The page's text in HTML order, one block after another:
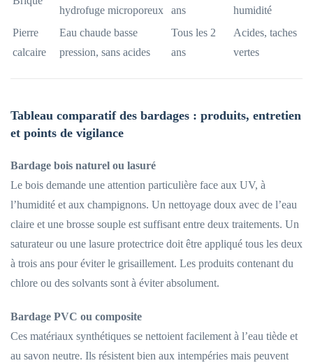
hydrofuge microporeux
ans
humidité
Pierre
calcaire
Eau chaude basse
pression, sans acides
Tous les 2
ans
Acides, taches
vertes
Tableau comparatif des bardages : produits, entretien
et points de vigilance
Bardage bois naturel ou lasuré
Le bois demande une attention particulière face aux UV, à
l’humidité et aux champignons. Un nettoyage doux avec de l’eau
claire et une brosse souple est suffisant entre deux traitements. Un
saturateur ou une lasure protectrice doit être appliqué tous les deux
à trois ans pour éviter le grisaillement. Les produits contenant du
chlore ou des solvants sont à éviter absolument.
Bardage PVC ou composite
Ces matériaux synthétiques se nettoient facilement à l’eau tiède et
au savon neutre. Ils résistent bien aux intempéries mais peuvent